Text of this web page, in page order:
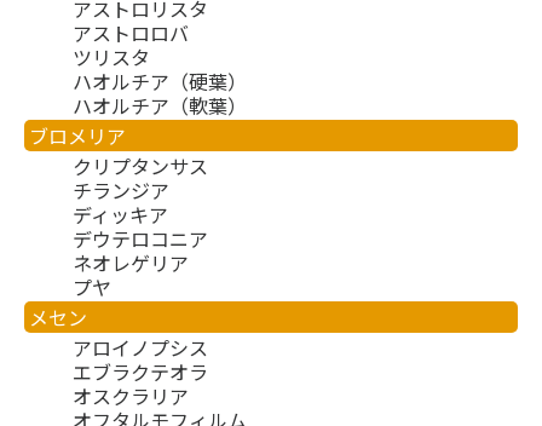
アストロリスタ
アストロロバ
ツリスタ
ハオルチア（硬葉）
ハオルチア（軟葉）
ブロメリア
クリプタンサス
チランジア
ディッキア
デウテロコニア
ネオレゲリア
プヤ
メセン
アロイノプシス
エブラクテオラ
オスクラリア
オフタルモフィルム